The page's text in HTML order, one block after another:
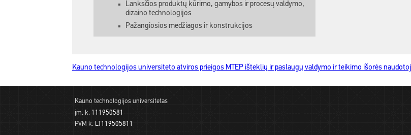
Lanksčios produktų kūrimo, gamybos ir procesų valdymo,
dizaino technologijos
Pažangiosios medžiagos ir konstrukcijos
Kauno technologijos universiteto atviros prieigos MTEP išteklių ir paslaugų valdymo ir teikimo išorės
Kauno technologijos universitetas
įm. k. 111950581
PVM k. LT119505811